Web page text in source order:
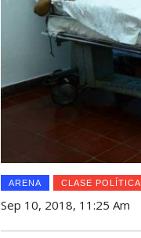
ARENA CLASE POLÍTICA
Sep 10, 2018, 11:25 Am